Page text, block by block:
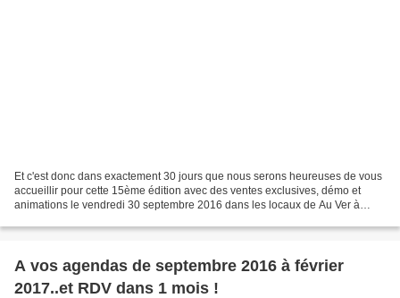
Et c'est donc dans exactement 30 jours que nous serons heureuses de vous
accueillir pour cette 15ème édition avec des ventes exclusives, démo et
animations le vendredi 30 septembre 2016 dans les locaux de Au Ver à
A vos agendas de septembre 2016 à février
2017..et RDV dans 1 mois !